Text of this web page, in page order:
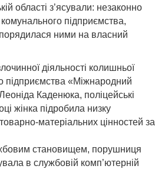
області з’ясували: незаконно
підприємства,
ними на власний
діяльності колишньої
підприємства «Міжнародний
Каденюка, поліцейські
жінка підробила низку
матеріальних цінностей за
становищем, порушниця
в службовій комп’ютерній